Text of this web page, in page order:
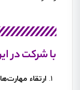
با شرکت در
ارتقاء